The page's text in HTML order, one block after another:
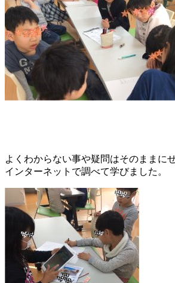
よくわからない事や疑問はそのままにせ
インターネットで調べて学びました。